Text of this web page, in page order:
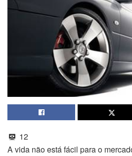
12
A vida não está fácil para o